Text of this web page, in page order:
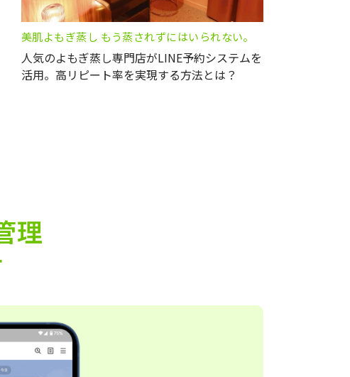
美肌よもぎ蒸し もう蒸されずにはいられない。
人気のよもぎ蒸し専門店がLINE予約システムを
活用。高リピート率を実現する方法とは？
理